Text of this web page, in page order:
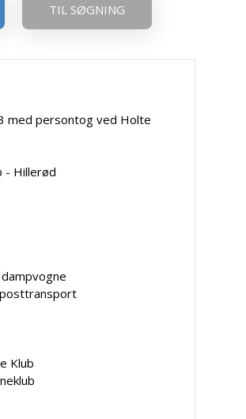
TIL SØGNING
med persontog ved Holte
- Hillerød
Klub